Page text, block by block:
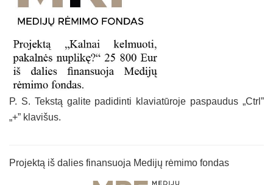
P. S. Tekstą galite padidinti klaviatūroje paspaudus „Ctrl”
„+” klavišus.
Projektą iš dalies finansuoja Medijų rėmimo fondas